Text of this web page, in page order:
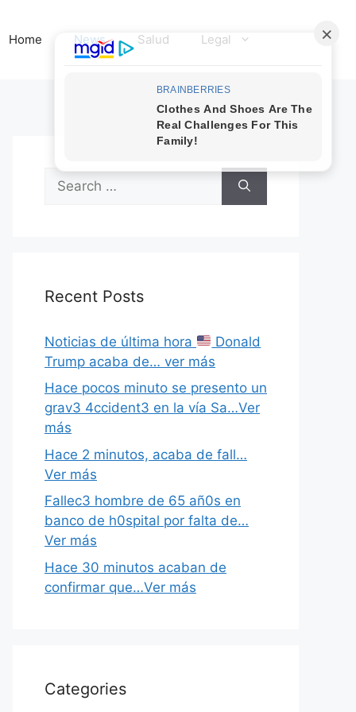
Home News Salud Legal
Search
for:
Recent Posts
Noticias de última hora
Donald
Trump acaba de… ver más
Hace pocos minuto se presento un
grav3 4ccident3 en la vía Sa…Ver
más
Hace 2 minutos, acaba de fall…
Ver más
Fallec3 hombre de 65 añ0s en
banco de h0spital por falta de…
Ver más
Hace 30 minutos acaban de
confirmar que…Ver más
Categories